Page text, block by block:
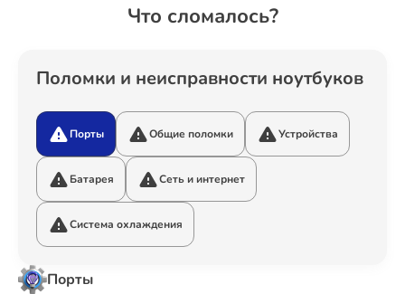
Что сломалось?
Поломки и неисправности ноутбуков
Порты Общие поломки Устройства
Батарея Сеть и интернет
Система охлаждения
Порты
Ремонт Варочных панелей
Ремонт Акустических систем
Ремонт Видеостен